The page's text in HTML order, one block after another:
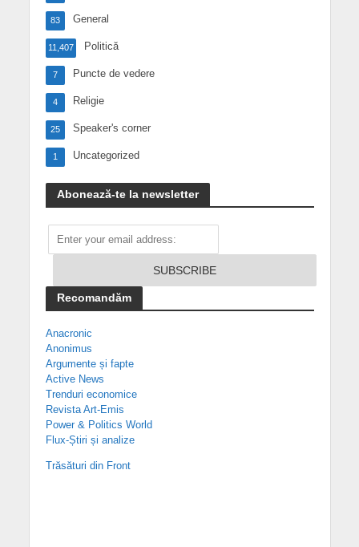
General
83
Politică
11,407
Puncte de vedere
7
Religie
4
Speaker's corner
25
Uncategorized
1
Abonează-te la newsletter
Recomandăm
Anacronic
Anonimus
Argumente și fapte
Active News
Trenduri economice
Revista Art-Emis
Power & Politics World
Flux-Știri și analize
Trăsături din Front